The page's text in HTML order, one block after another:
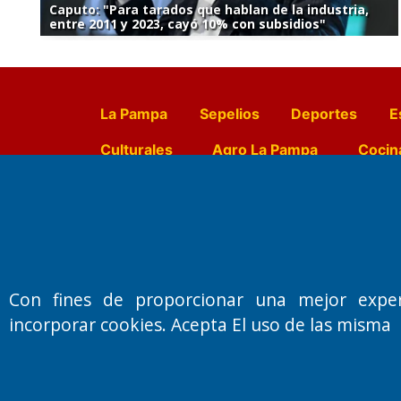
Caputo: "Para tarados que hablan de la industria,
entre 2011 y 2023, cayó 10% con subsidios"
La Pampa Sepelios Deportes
Culturales
Agro La Pampa
Doctor Antonio
Primera edición: Domingo 3 de
Miembro de ADIRA,ADEPA y CPPAL
Con fines de proporcionar una mejor
incorporar cookies. Acepta El uso de las misma